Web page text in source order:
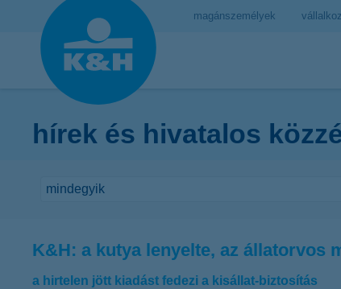
magánszemélyek
hírek és hivatalos
K&H: a kutya lenyelte, az állatorvos
a hirtelen jött kiadást fedezi a kisállat-biztosítás